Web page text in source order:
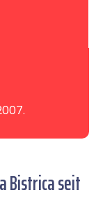
Bistrica seit